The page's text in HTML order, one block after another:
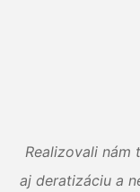
Realizovali nám
aj deratizáciu a